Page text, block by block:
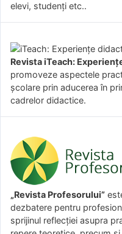
elevi, studenți etc..
Revista iTeach:
promoveze aspectele
şcolare prin aducerea în
cadrelor didactice.
„Revista Profesorului”
dezbatere pentru
sprijinul reflecției asupra